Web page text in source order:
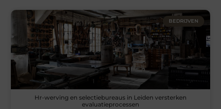
BEDRIJVEN
Hr-werving en selectiebureaus in Leiden versterken
evaluatieprocessen